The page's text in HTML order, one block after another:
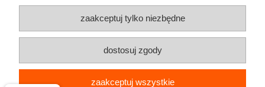
zaakceptuj tylko niezbędne
dostosuj zgody
zaakceptuj wszystkie